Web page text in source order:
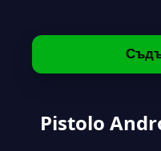
Pistolo
Pistolo